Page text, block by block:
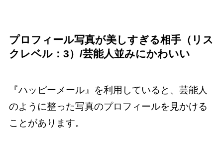
プロフィール写真が美しすぎる相手（リス
クレベル：3）/芸能人並みにかわいい
『ハッピーメール』を利用していると、芸能人
のように整った写真のプロフィールを見かける
ことがあります。